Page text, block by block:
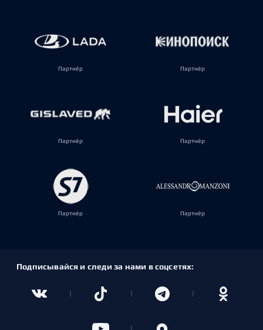
Партнёр Партнёр
Партнёр Партнёр
Партнёр Партнёр
Подписывайся и следи за нами в соцсетях: